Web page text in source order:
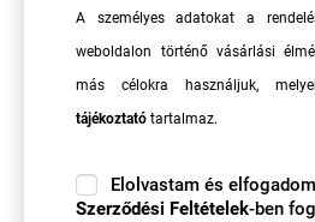
A személyes adatokat a
weboldalon történő vásárlási
más célokra használjuk,
tájékoztató tartalmaz.
Elolvastam és
Szerződési Feltételek-ben